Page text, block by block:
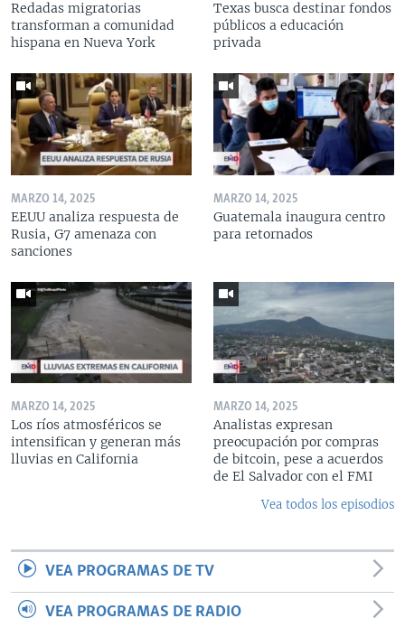
Redadas migratorias
transforman a comunidad
hispana en Nueva York
Texas busca destinar fondos
públicos a educación
privada
MARZO 14, 2025
EEUU analiza respuesta de
Rusia, G7 amenaza con
sanciones
MARZO 14, 2025
Guatemala inaugura centro
para retornados
MARZO 14, 2025
Los ríos atmosféricos se
intensifican y generan más
lluvias en California
MARZO 14, 2025
Analistas expresan
preocupación por compras
de bitcoin, pese a acuerdos
de El Salvador con el FMI
Vea todos los episodios
VEA PROGRAMAS DE TV
VEA PROGRAMAS DE RADIO